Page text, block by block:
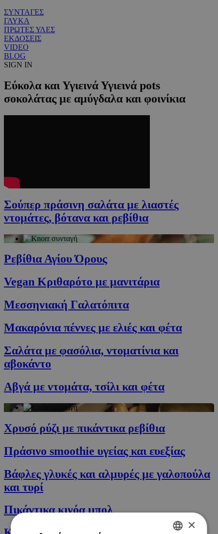
ΣΥΝΤΑΓΕΣ
ΓΛΥΚΑ
ΠΡΩΤΕΣ ΥΛΕΣ
ΕΚΔΟΣΕΙΣ
VIDEO
BLOG
SIGN IN
Εύκολα και Υγιεινά Υγιεινά pots
σοκολάτας με αμύγδαλα και φοινίκια
Σούπερ πράσινη σαλάτα με λιαστές
ντομάτες, βότανα και ρεβίθια
Ρεβίθια Αγίου Όρους
Vegan Κριθαρότο με μανιτάρια
Μεσσηνιακή Γαλατόπιτα
Μακαρόνια πέννες με ελιές και φέτα
Σαλάτα με φασόλια, ντοματίνια και
αβοκάντο
Αβγά με ντομάτα, τσίλι και φέτα
Χρυσό ρύζι με πικάντικα ρεβίθια
Πράσινο smoothie υγείας και ευεξίας
Βάφλες γλυκές και αλμυρές με γαλοπούλα
και τυρί
Πικάντικα κινόα μπολ
×